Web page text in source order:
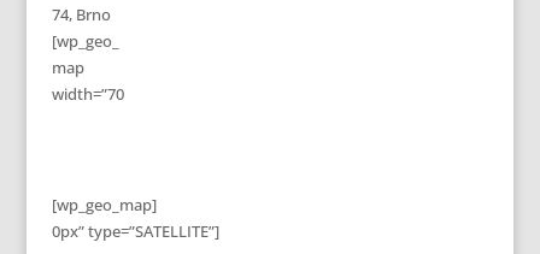
[wp_geo_map]
74, Brno
[wp_geo_
map
width=”70
0px” type=”SATELLITE”]